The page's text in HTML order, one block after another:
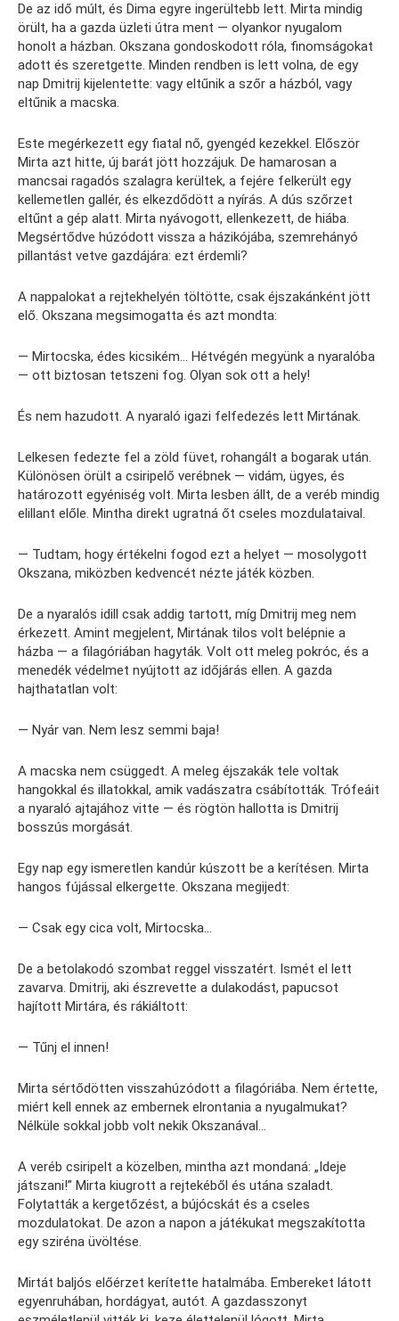
De az idő múlt, és Dima egyre ingerültebb lett. Mirta mindig
örült, ha a gazda üzleti útra ment — olyankor nyugalom
honolt a házban. Okszana gondoskodott róla, finomságokat
adott és szeretgette. Minden rendben is lett volna, de egy
nap Dmitrij kijelentette: vagy eltűnik a szőr a házból, vagy
eltűnik a macska.
Este megérkezett egy fiatal nő, gyengéd kezekkel. Először
Mirta azt hitte, új barát jött hozzájuk. De hamarosan a
mancsai ragadós szalagra kerültek, a fejére felkerült egy
kellemetlen gallér, és elkezdődött a nyírás. A dús szőrzet
eltűnt a gép alatt. Mirta nyávogott, ellenkezett, de hiába.
Megsértődve húzódott vissza a házikójába, szemrehányó
pillantást vetve gazdájára: ezt érdemli?
A nappalokat a rejtekhelyén töltötte, csak éjszakánként jött
elő. Okszana megsimogatta és azt mondta:
— Mirtocska, édes kicsikém… Hétvégén megyünk a nyaralóba
— ott biztosan tetszeni fog. Olyan sok ott a hely!
És nem hazudott. A nyaraló igazi felfedezés lett Mirtának.
Lelkesen fedezte fel a zöld füvet, rohangált a bogarak után.
Különösen örült a csiripelő verébnek — vidám, ügyes, és
határozott egyéniség volt. Mirta lesben állt, de a veréb mindig
elillant előle. Mintha direkt ugratná őt cseles mozdulataival.
— Tudtam, hogy értékelni fogod ezt a helyet — mosolygott
Okszana, miközben kedvencét nézte játék közben.
De a nyaralós idill csak addig tartott, míg Dmitrij meg nem
érkezett. Amint megjelent, Mirtának tilos volt belépnie a
házba — a filagóriában hagyták. Volt ott meleg pokróc, és a
menedék védelmet nyújtott az időjárás ellen. A gazda
hajthatatlan volt:
— Nyár van. Nem lesz semmi baja!
A macska nem csüggedt. A meleg éjszakák tele voltak
hangokkal és illatokkal, amik vadászatra csábították. Trófeáit
a nyaraló ajtajához vitte — és rögtön hallotta is Dmitrij
bosszús morgását.
Egy nap egy ismeretlen kandúr kúszott be a kerítésen. Mirta
hangos fújással elkergette. Okszana megijedt:
— Csak egy cica volt, Mirtocska…
De a betolakodó szombat reggel visszatért. Ismét el lett
zavarva. Dmitrij, aki észrevette a dulakodást, papucsot
hajított Mirtára, és rákiáltott:
— Tűnj el innen!
Mirta sértődötten visszahúzódott a filagóriába. Nem értette,
miért kell ennek az embernek elrontania a nyugalmukat?
Nélküle sokkal jobb volt nekik Okszanával…
A veréb csiripelt a közelben, mintha azt mondaná: „Ideje
játszani!” Mirta kiugrott a rejtekéből és utána szaladt.
Folytatták a kergetőzést, a bújócskát és a cseles
mozdulatokat. De azon a napon a játékukat megszakította
egy sziréna üvöltése.
Mirtát baljós előérzet kerítette hatalmába. Embereket látott
egyenruhában, hordágyat, autót. A gazdasszonyt